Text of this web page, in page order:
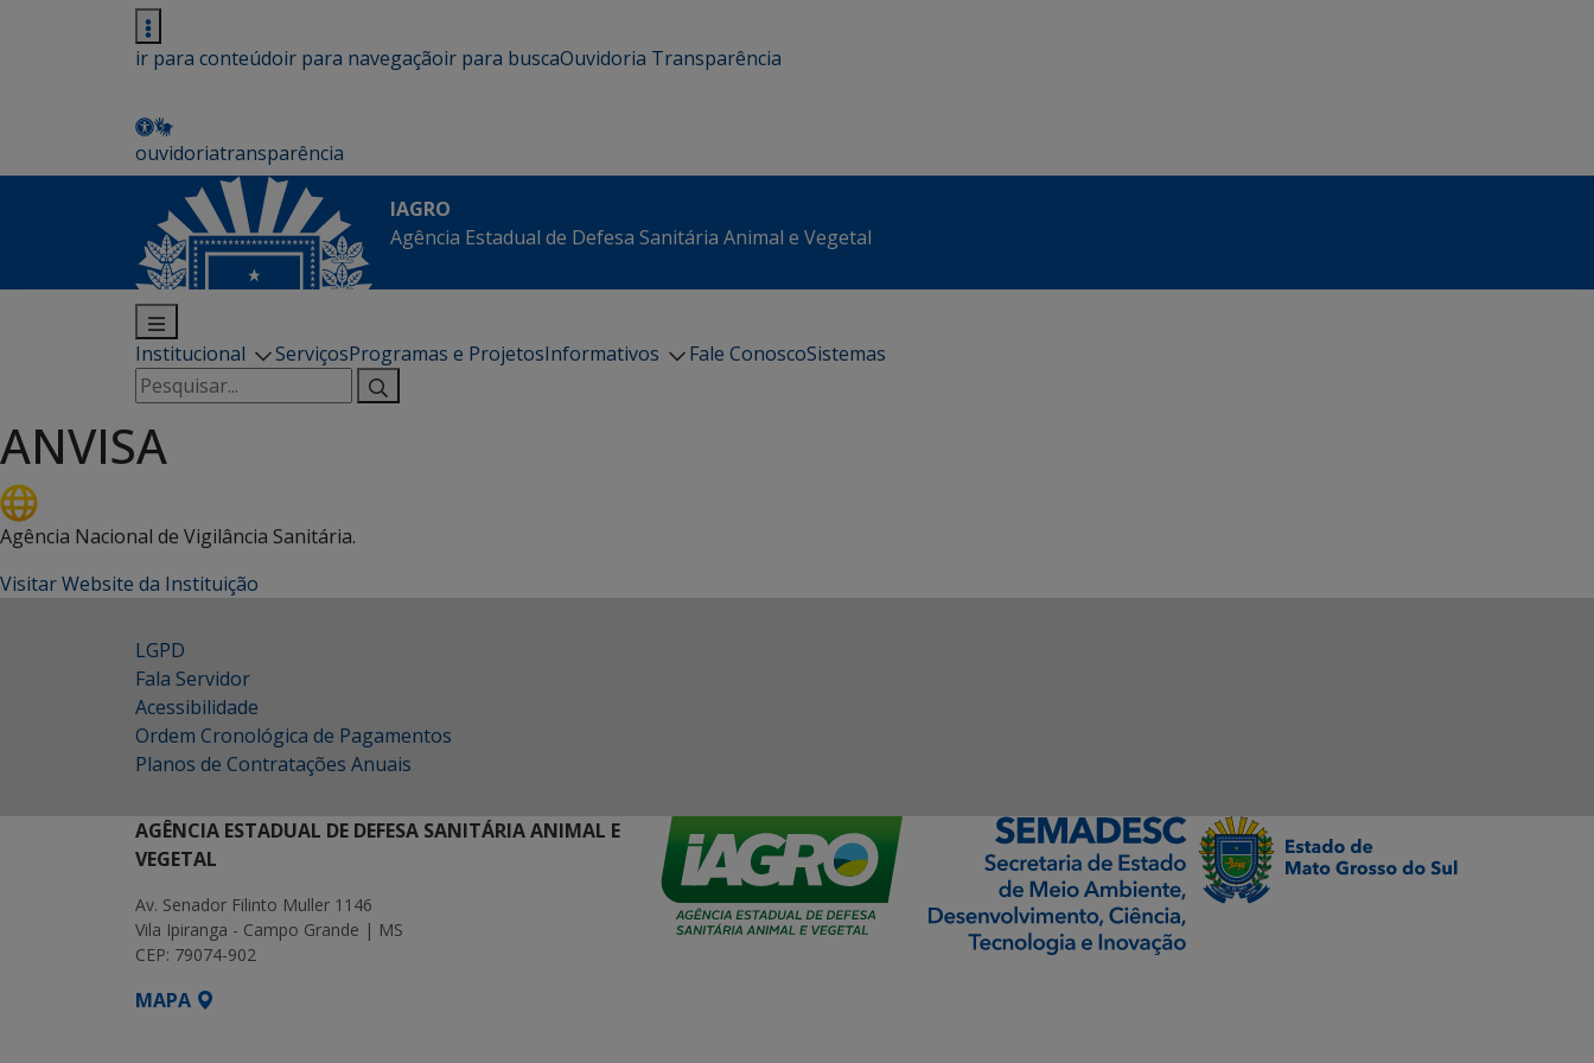
ir para conteúdoir para navegaçãoir para buscaOuvidoria Transparência
ouvidoriatransparência
IAGRO
Agência Estadual de Defesa Sanitária Animal e Vegetal
Institucional ServiçosProgramas e ProjetosInformativos Fale ConoscoSistemas
Pesquisar
por:
ANVISA
Agência Nacional de Vigilância Sanitária.
Visitar Website da Instituição
LGPD
Fala Servidor
Acessibilidade
Ordem Cronológica de Pagamentos
Planos de Contratações Anuais
AGÊNCIA ESTADUAL DE DEFESA SANITÁRIA ANIMAL E
VEGETAL
Av. Senador Filinto Muller 1146
Vila Ipiranga - Campo Grande | MS
CEP: 79074-902
MAPA